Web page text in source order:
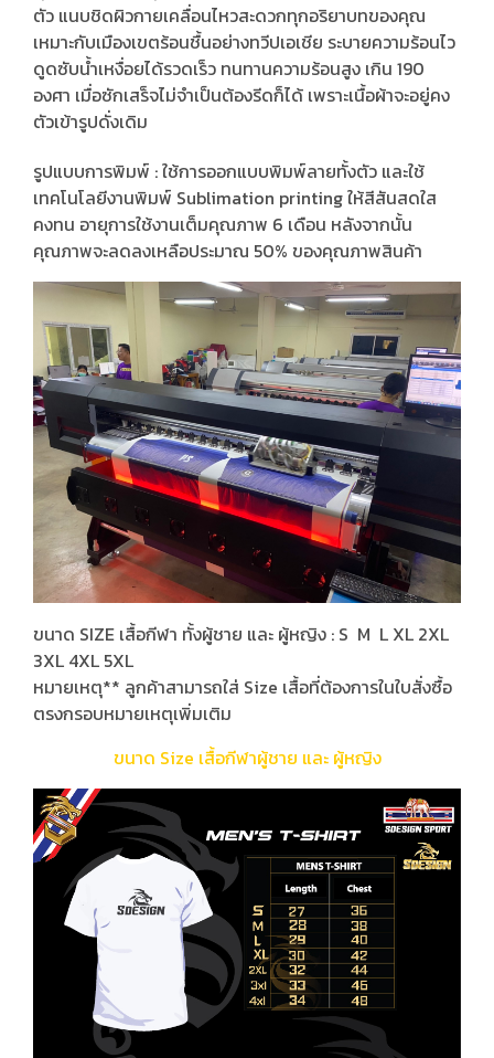
ตัว แนบชิดผิวกายเคลื่อนไหวสะดวกทุกอริยาบทของคุณ
เหมาะกับเมืองเขตร้อนชื้นอย่างทวีปเอเชีย ระบายความร้อนไว
ดูดซับน้ำเหงื่อยได้รวดเร็ว ทนทานความร้อนสูง เกิน 190
องศา เมื่อซักเสร็จไม่จำเป็นต้องรีดก็ได้ เพราะเนื้อผ้าจะอยู่คง
ตัวเข้ารูปดั่งเดิม
รูปแบบการพิมพ์ : ใช้การออกแบบพิมพ์ลายทั้งตัว และใช้
เทคโนโลยีงานพิมพ์ Sublimation printing ให้สีสันสดใส
คงทน อายุการใช้งานเต็มคุณภาพ 6 เดือน หลังจากนั้น
คุณภาพจะลดลงเหลือประมาณ 50% ของคุณภาพสินค้า
ขนาด SIZE เสื้อกีฬา ทั้งผู้ชาย และ ผู้หญิง : S M L XL 2XL
3XL 4XL 5XL
หมายเหตุ** ลูกค้าสามารถใส่ Size เสื้อที่ต้องการในใบสั่งซื้อ
ตรงกรอบหมายเหตุเพิ่มเติม
ขนาด Size เสื้อกีฬาผู้ชาย และ ผู้หญิง